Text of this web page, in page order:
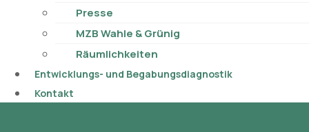
Presse
MZB Wahle & Grünig
Räumlichkeiten
Entwicklungs- und Begabungsdiagnostik
Kontakt